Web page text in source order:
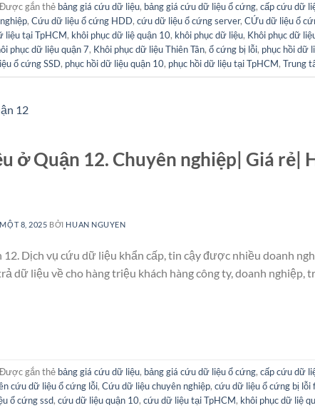
Được gắn thẻ bảng giá cứu dữ liệu, bảng giá cứu dữ liệu ổ cứng, cấp cứu dữ
, Cứu dữ liệu ổ cứng HDD, cứu dữ liệu ổ cứng server, CỨu dữ liệu ổ
liệu tại TpHCM, khôi phục dữ liệ quận 10, khôi phục dữ liệu, Khôi phục dữ
phục dữ liệu quận 7, Khôi phục dữ liệu Thiên Tân, ổ cứng bị lỗi, phục hồi dữ
ổ cứng SSD, phục hồi dữ liệu quận 10, phục hồi dữ liệu tại TpHCM, Trung
ở Quận 12. Chuyên nghiệp| Giá rẻ|
8, 2025 BỞI HUAN NGUYEN
Dịch vụ cứu dữ liệu khẩn cấp, tin cậy được nhiều doanh
dữ liệu về cho hàng triệu khách hàng công ty, doanh nghiệp,
Được gắn thẻ bảng giá cứu dữ liệu, bảng giá cứu dữ liệu ổ cứng, cấp cứu dữ
cứu dữ liệu ổ cứng lỗi, Cứu dữ liệu chuyên nghiệp, cứu dữ liệu ổ cứng bị lỗi
ổ cứng ssd, cứu dữ liệu quận 10, cứu dữ liệu tại TpHCM, khôi phục dữ liệ